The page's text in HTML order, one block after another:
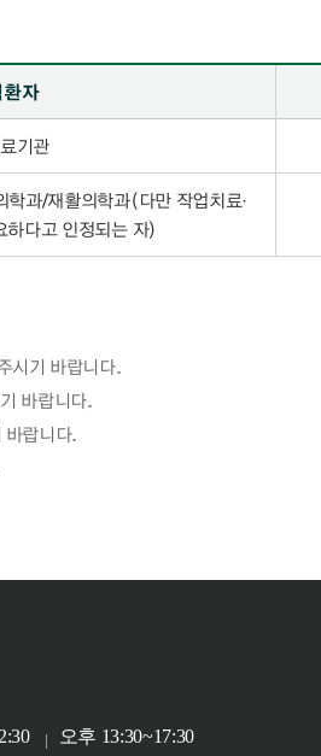
자
기관
과/재활의학과(다만 작업치료·
다고 인정되는 자)
시기 바랍니다.
바랍니다.
랍니다.
오후 13:30~17:30